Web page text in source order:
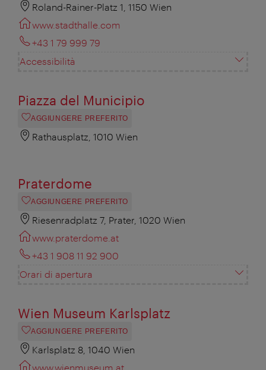
Roland-Rainer-Platz 1, 1150 Wien
www.stadthalle.com
+43 1 79 999 79
Accessibilità
Piazza del Municipio
AGGIUNGERE PREFERITO
Rathausplatz, 1010 Wien
Praterdome
AGGIUNGERE PREFERITO
Riesenradplatz 7, Prater, 1020 Wien
www.praterdome.at
+43 1 908 11 92 900
Orari di apertura
Wien Museum Karlsplatz
AGGIUNGERE PREFERITO
Karlsplatz 8, 1040 Wien
www.wienmuseum.at